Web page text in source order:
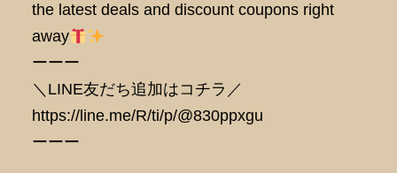
the latest deals and discount coupons right
away
ーーー
＼LINE友だち追加はコチラ／
https://line.me/R/ti/p/@830ppxgu
ーーー